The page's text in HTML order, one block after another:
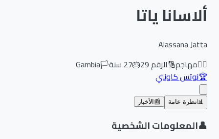
ألاسانا ياتا
Alassana Jatta
مهاجم🔢الرقم29
🎂
27سنة🏳️
Gambia
نوتس كاونتي
نظرة عامة 📰 الأخبار
المعلومات الشخصية